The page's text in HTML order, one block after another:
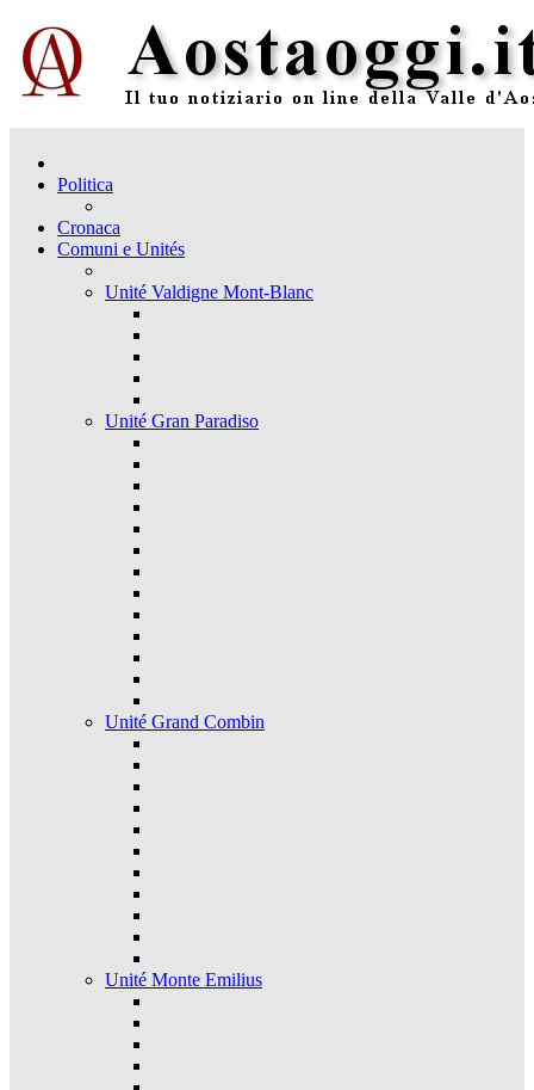
Politica
Cronaca
Comuni e Unités
Unité Valdigne Mont-Blanc
Unité Gran Paradiso
Unité Grand Combin
Unité Monte Emilius